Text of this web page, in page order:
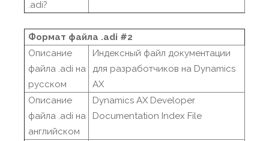
.adi?
Формат файла .adi #2
Описание
файла .adi на
русском
Индексный файл документации
для разработчиков на Dynamics
AX
Описание
файла .adi на
английском
Dynamics AX Developer
Documentation Index File